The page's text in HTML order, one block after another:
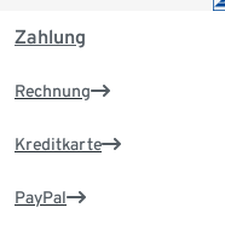
Zahlung
Rechnung
Kreditkarte
PayPal